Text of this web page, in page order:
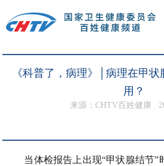
《科普了，病理》│病理在甲
用？
来源：CHTV百姓健康
当体检报告上出现“甲状腺结节